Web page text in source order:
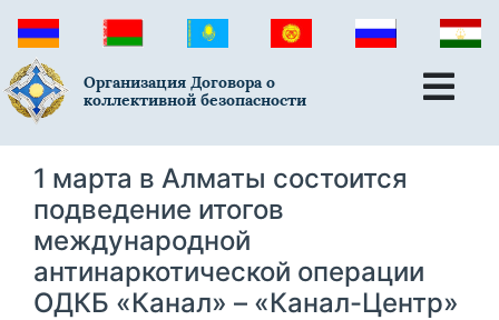
Организация Договора о
коллективной безопасности
1 марта в Алматы состоится
подведение итогов
международной
антинаркотической операции
ОДКБ «Канал» – «Канал-Центр»